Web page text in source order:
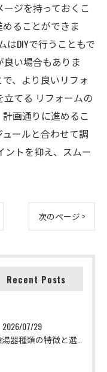
ジを持っておくこ
ることができま
はDIYで行うこともで
い場合もありま
、より良いリフォ
立てる リフォームの
画通りに進めるこ
ールと合わせて調
ントを抑え、スムー
次のページ >
Recent Posts
2026/07/29